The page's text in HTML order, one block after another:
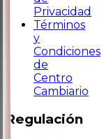
Privacidad
Términos
y
Condiciones
de
Centro
Cambiario
Regulación